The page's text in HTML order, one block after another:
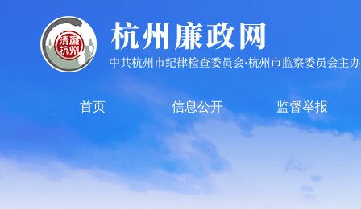
首页 信息公开 监督举报